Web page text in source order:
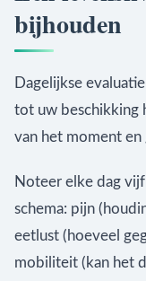
bijhouden
Dagelijkse
tot uw beschikking
van het moment
Noteer elke dag
schema: pijn
eetlust (hoeveel
mobiliteit (kan het